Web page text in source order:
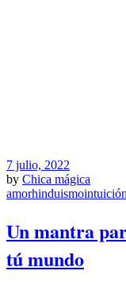
7 julio, 2022
by Chica mágica
amorhinduismointuición
Un mantra
tú mundo